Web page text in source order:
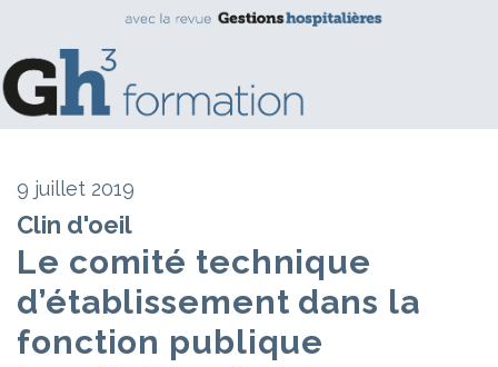
9 juillet 2019
Clin d'oeil
Le comité technique
d’établissement dans la
fonction publique